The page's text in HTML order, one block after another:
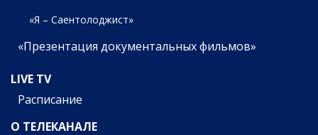
«Я – Саентолоджист»
«Презентация документальных фильмов»
LIVE TV
Расписание
О ТЕЛЕКАНАЛЕ